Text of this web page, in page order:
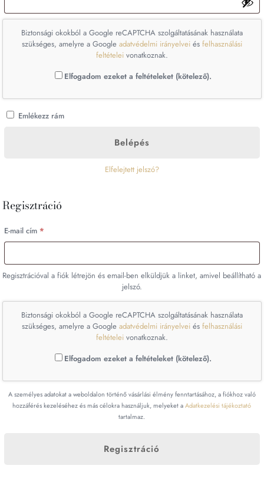
Biztonsági okokból a Google reCAPTCHA szolgáltatásának használata
szükséges, amelyre a Google adatvédelmi irányelveiés felhasználási
feltételeivonatkoznak.
Elfogadom ezeket a feltételeket (kötelező).
Emlékezz rám
Belépés
Elfelejtett jelszó?
Regisztráció
E-mail cím*
Regisztrációval a fiók létrejön és email-ben elküldjük a linket, amivel beállítható a
jelszó.
Biztonsági okokból a Google reCAPTCHA szolgáltatásának használata
szükséges, amelyre a Google adatvédelmi irányelveiés felhasználási
feltételeivonatkoznak.
Elfogadom ezeket a feltételeket (kötelező).
A személyes adatokat a weboldalon történő vásárlási élmény fenntartásához, a fiókhoz való
hozzáférés kezeléséhez és más célokra használjuk, melyeket aAdatkezelési tájékoztató
tartalmaz.
Regisztráció